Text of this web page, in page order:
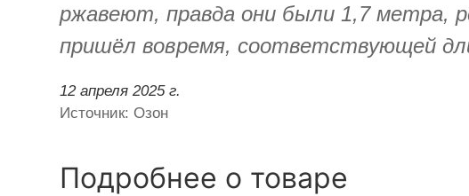
ржавеют, правда они были 1,7 метра,
пришёл вовремя, соответствующей
12 апреля 2025 г.
Источник: Озон
Подробнее о товаре